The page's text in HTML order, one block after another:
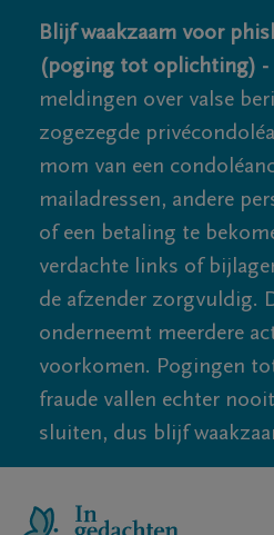
Blijf waakzaam voor
(poging tot oplichting) -
meldingen over valse
zogezegde
mom van een
mailadressen, andere
of een betaling te
verdachte links of
de afzender zorgvuldig.
onderneemt meerdere
voorkomen. Pogingen
fraude vallen echter
sluiten, dus blijf